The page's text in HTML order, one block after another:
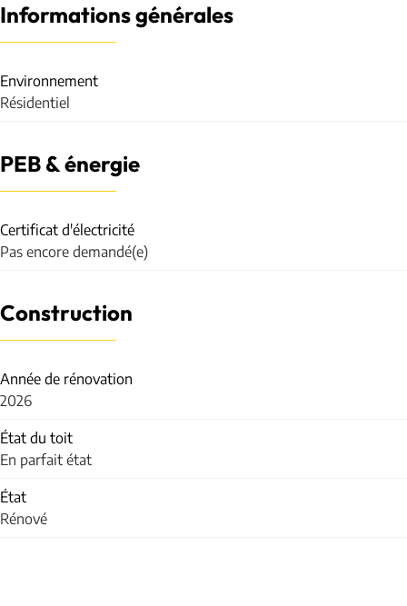
Informations générales
Environnement
Résidentiel
PEB & énergie
Certificat d'électricité
Pas encore demandé(e)
Construction
Année de rénovation
2026
État du toit
En parfait état
État
Rénové